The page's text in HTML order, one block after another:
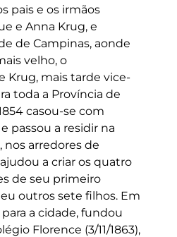
pais e os irmãos
e Anna Krug, e
de Campinas, aonde
velho, o
Krug, mais tarde vice-
toda a Província de
casou-se com
passou a residir na
nos arredores de
a criar os quatro
de seu primeiro
outros sete filhos. Em
a cidade, fundou
Florence (3/11/1863),